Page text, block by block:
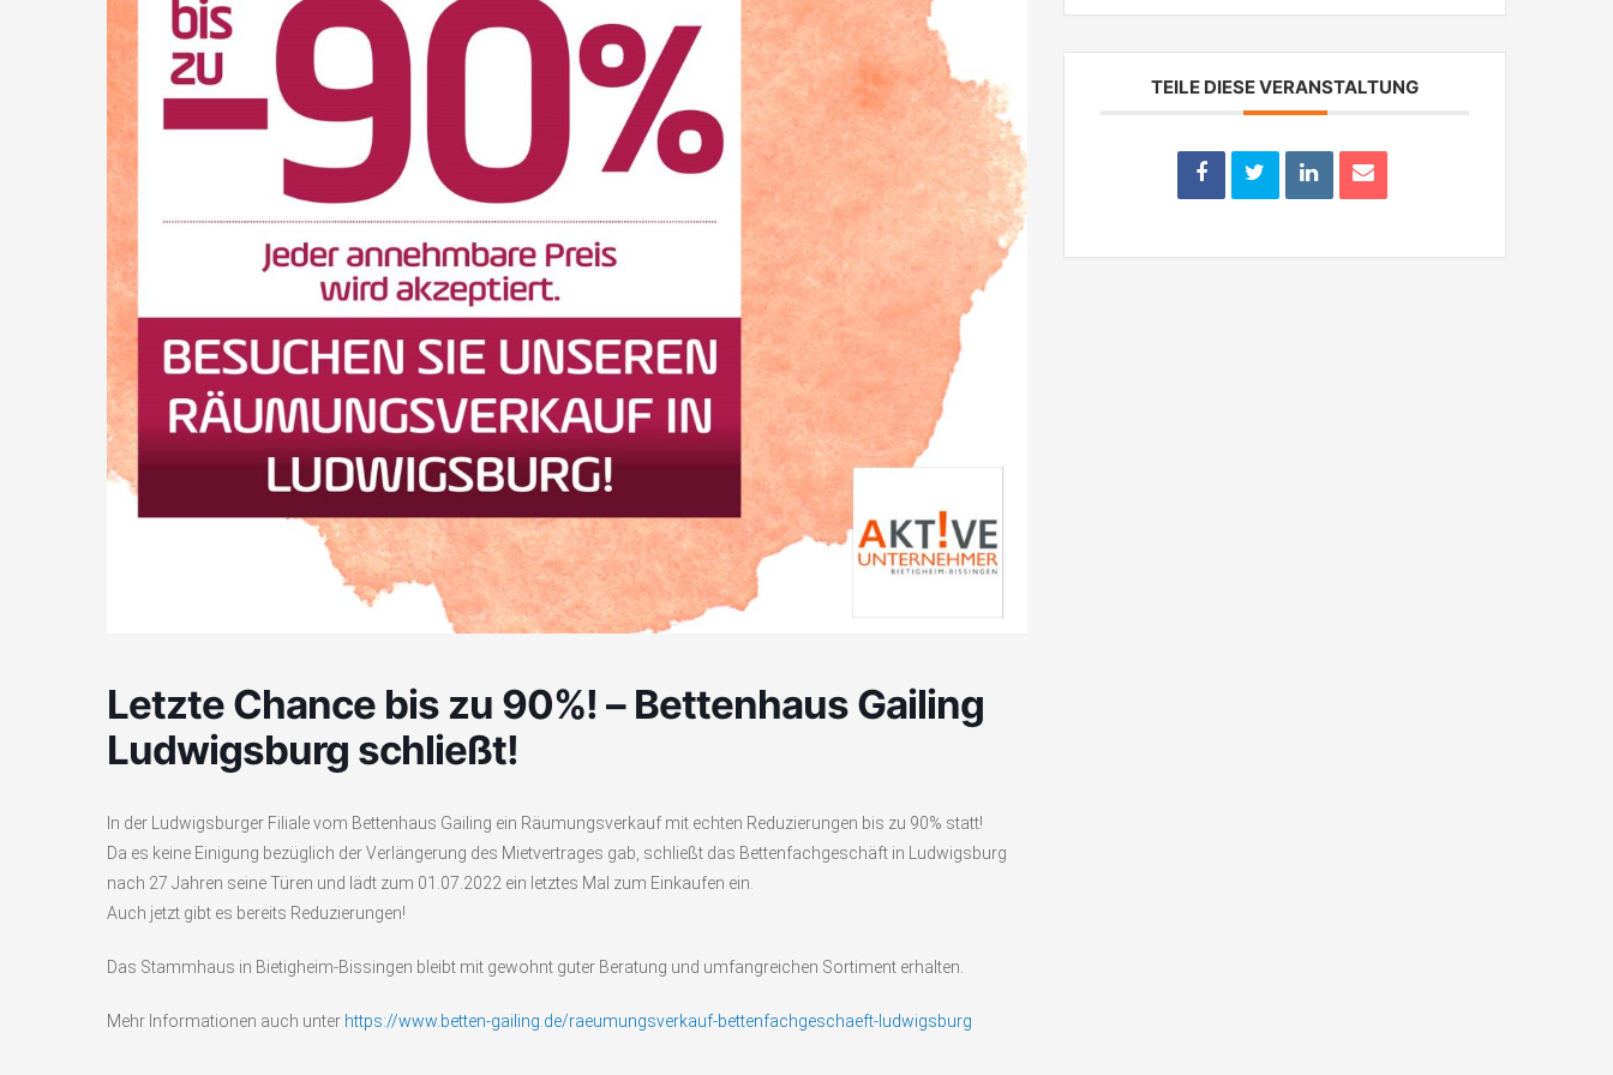
Letzte Chance bis zu 90%! – Bettenhaus Gailing
Ludwigsburg schließt!
In der Ludwigsburger Filiale vom Bettenhaus Gailing ein Räumungsverkauf mit echten Reduzierungen bis zu 90% statt!
Da es keine Einigung bezüglich der Verlängerung des Mietvertrages gab, schließt das Bettenfachgeschäft in Ludwigsburg
nach 27 Jahren seine Türen und lädt zum 01.07.2022 ein letztes Mal zum Einkaufen ein.
Auch jetzt gibt es bereits Reduzierungen!
Das Stammhaus in Bietigheim-Bissingen bleibt mit gewohnt guter Beratung und umfangreichen Sortiment erhalten.
Mehr Informationen auch unter https://www.betten-gailing.de/raeumungsverkauf-bettenfachgeschaeft-ludwigsburg
TEILE DIESE VERANSTALTUNG